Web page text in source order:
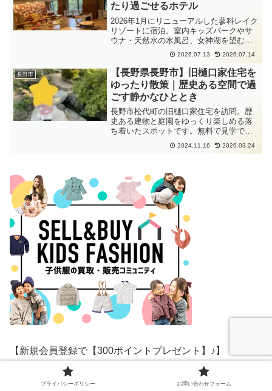
たり過ごせるホテル
2026年1月にリニューアルした蓼科レイク
リゾートに宿泊。室内キッズパークやサ
ウナ・天然水の水風呂、女神湖を望む温
泉、種類豊富なビュッフェなどを写真付
きで紹介します。
2026.07.13 2026.07.14
長野市
【長野県長野市】旧樋口家住宅を
ゆったり散策｜歴史ある空間で過
ごす静かなひととき
長野市松代町の旧樋口家住宅を訪問。歴
史ある建物と庭園をゆっくり楽しめる落
ち着いたスポットです。無料で見学で
き、松代観光の立ち寄りにもおすすめ。
2024.11.16 2026.03.24
【新規会員登録で【300ポイントプレゼント】♪】
【世界500以上の人気ブランド子供服がUSEDでお得に揃
プライバシーポリシー お問い合わせフォーム